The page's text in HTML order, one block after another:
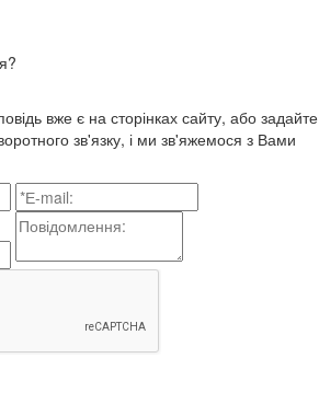
вже є на сторінках сайту, або задайте
зв'язку, і ми зв'яжемося з Вами